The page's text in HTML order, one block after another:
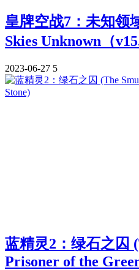
皇牌空战7：未知领
Skies Unknown（
2023-06-27 5
蓝精灵2：绿石之囚
Prisoner of the